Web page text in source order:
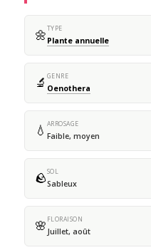
🌼TYPE
Plante annuelle
🔬 GENRE
Oenothera
💧 ARROSAGE
Faible, moyen
🪨SOL
Sableux
🌸 FLORAISON
Juillet, août